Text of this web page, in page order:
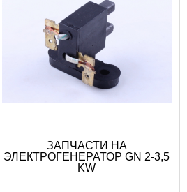
ЗАПЧАСТИ НА
ЭЛЕКТРОГЕНЕРАТОР GN 2-3,5
KW